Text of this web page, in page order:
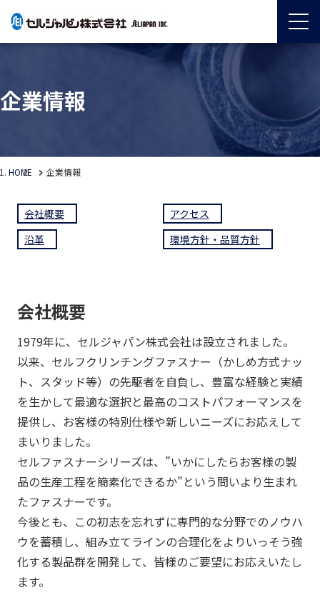
企業情報
HOME 企業情報
会社概要
アクセス
沿革
環境方針・品質方針
会社概要
1979年に、セルジャパン株式会社は設立されました。
以来、セルフクリンチングファスナー（かしめ方式ナッ
ト、スタッド等）の先駆者を自負し、豊富な経験と実績
を生かして最適な選択と最高のコストパフォーマンスを
提供し、お客様の特別仕様や新しいニーズにお応えして
まいりました。
セルファスナーシリーズは、”いかにしたらお客様の製
品の生産工程を簡素化できるか”という問いより生まれ
たファスナーです。
今後とも、この初志を忘れずに専門的な分野でのノウハ
ウを蓄積し、組み立てラインの合理化をよりいっそう強
化する製品群を開発して、皆様のご要望にお応えいたし
ます。